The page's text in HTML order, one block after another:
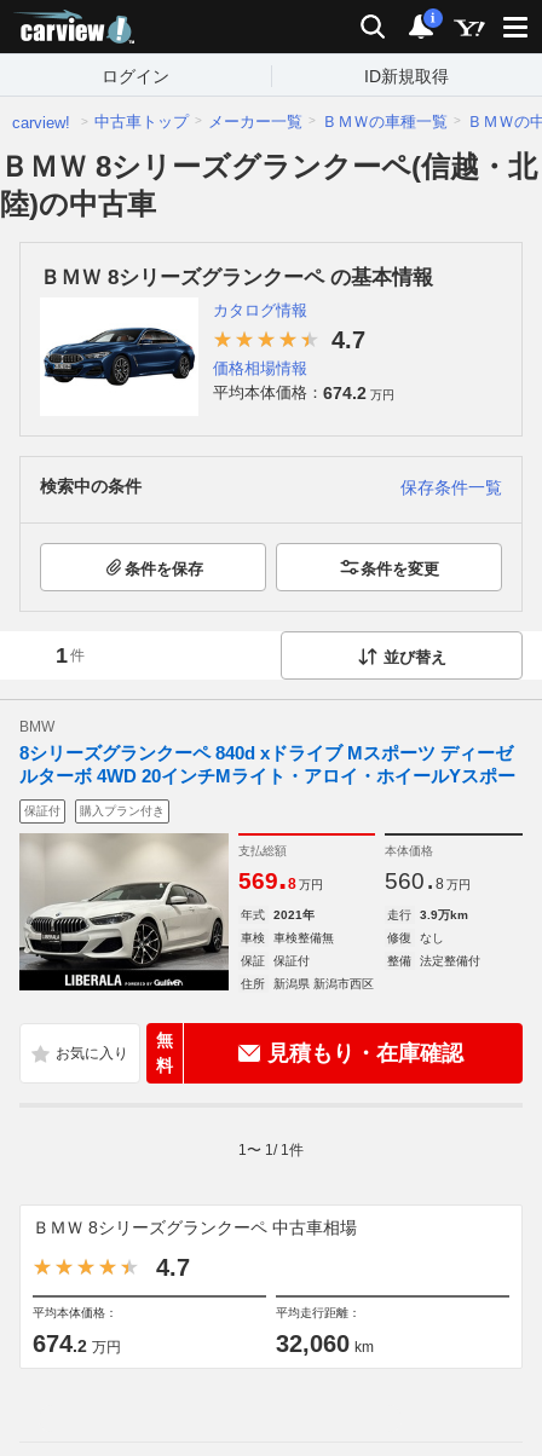
検索 通知
i
ログイン ID新規取得
carview! 中古車トップ メーカー一覧 ＢＭＷの車種一覧 ＢＭＷの
ＢＭＷ 8シリーズグランクーペ(信越・北
陸)の中古車
ＢＭＷ 8シリーズグランクーペ の基本情報
カタログ情報
4.7
価格相場情報
平均本体価格： 674.2 万円
検索中の条件 保存条件一覧
条件を保存 条件を変更
1件 並び替え
BMW
8シリーズグランクーペ 840d xドライブ Mスポーツ ディーゼ
ルターボ 4WD 20インチMライト・アロイ・ホイールYスポー
保証付 購入プラン付き
支払総額
569.8 万円
本体価格
560. 8 万円
年式 2021年 走行
3.9万km
車検
車検整備無 修復
なし
保証
保証付 整備
法定整備付
住所
新潟県 新潟市西区
無
料
見積もり・在庫確認
1 〜 1 / 1 件
ＢＭＷ 8シリーズグランクーペ 中古車相場
4.7
平均本体価格：
674.2 万円
平均走行距離：
32,060 km